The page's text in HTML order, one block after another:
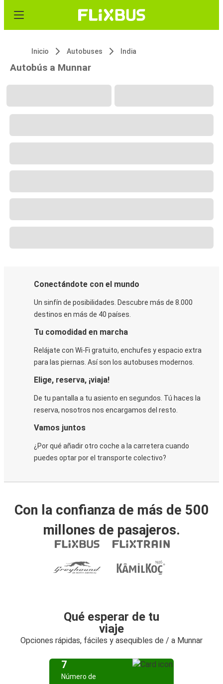
Inicio Autobuses India
Autobús a Munnar
Conectándote con el mundo
Un sinfín de posibilidades. Descubre más de 8.000
destinos en más de 40 países.
Tu comodidad en marcha
Relájate con Wi-Fi gratuito, enchufes y espacio extra
para las piernas. Así son los autobuses modernos.
Elige, reserva, ¡viaja!
De tu pantalla a tu asiento en segundos. Tú haces la
reserva, nosotros nos encargamos del resto.
Vamos juntos
¿Por qué añadir otro coche a la carretera cuando
puedes optar por el transporte colectivo?
Con la confianza de más de 500
millones de pasajeros.
Qué esperar de tu
viaje
Opciones rápidas, fáciles y asequibles de / a Munnar
7
Número de